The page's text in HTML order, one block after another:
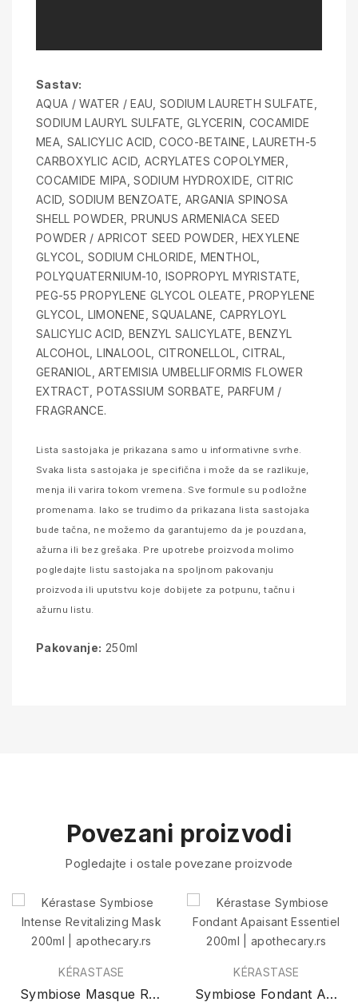
Sastav:
AQUA / WATER / EAU, SODIUM LAURETH SULFATE,
SODIUM LAURYL SULFATE, GLYCERIN, COCAMIDE
MEA, SALICYLIC ACID, COCO-BETAINE, LAURETH-5
CARBOXYLIC ACID, ACRYLATES COPOLYMER,
COCAMIDE MIPA, SODIUM HYDROXIDE, CITRIC
ACID, SODIUM BENZOATE, ARGANIA SPINOSA
SHELL POWDER, PRUNUS ARMENIACA SEED
POWDER / APRICOT SEED POWDER, HEXYLENE
GLYCOL, SODIUM CHLORIDE, MENTHOL,
POLYQUATERNIUM-10, ISOPROPYL MYRISTATE,
PEG-55 PROPYLENE GLYCOL OLEATE, PROPYLENE
GLYCOL, LIMONENE, SQUALANE, CAPRYLOYL
SALICYLIC ACID, BENZYL SALICYLATE, BENZYL
ALCOHOL, LINALOOL, CITRONELLOL, CITRAL,
GERANIOL, ARTEMISIA UMBELLIFORMIS FLOWER
EXTRACT, POTASSIUM SORBATE, PARFUM /
FRAGRANCE.
Lista sastojaka je prikazana samo u informativne svrhe.
Svaka lista sastojaka je specifična i može da se razlikuje,
menja ili varira tokom vremena. Sve formule su podložne
promenama. Iako se trudimo da prikazana lista sastojaka
bude tačna, ne možemo da garantujemo da je pouzdana,
ažurna ili bez grešaka. Pre upotrebe proizvoda molimo
pogledajte listu sastojaka na spoljnom pakovanju
proizvoda ili uputstvu koje dobijete za potpunu, tačnu i
ažurnu listu.
Pakovanje: 250ml
Povezani proizvodi
Pogledajte i ostale povezane proizvode
KÉRASTASE
Symbiose Masque Revitalisant Essentiel 200ml
KÉRASTASE
Symbiose Fondant Apaisant Essentiel 200ml